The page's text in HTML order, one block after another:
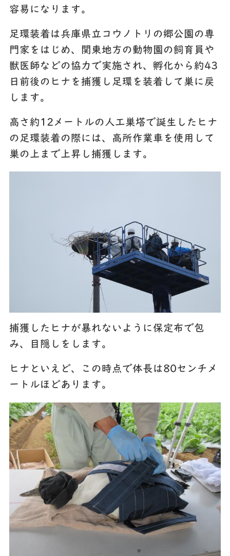
容易になります。
足環装着は兵庫県立コウノトリの郷公園の専
門家をはじめ、関東地方の動物園の飼育員や
獣医師などの協力で実施され、孵化から約43
日前後のヒナを捕獲し足環を装着して巣に戻
します。
高さ約12メートルの人工巣塔で誕生したヒナ
の足環装着の際には、高所作業車を使用して
巣の上まで上昇し捕獲します。
捕獲したヒナが暴れないように保定布で包
み、目隠しをします。
ヒナといえど、この時点で体長は80センチメ
ートルほどあります。